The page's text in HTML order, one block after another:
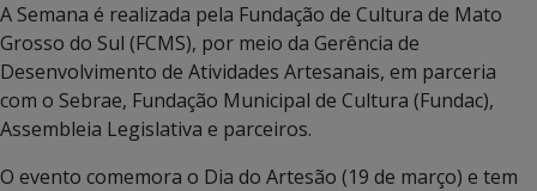
A Semana é realizada pela Fundação de Cultura de Mato
Grosso do Sul (FCMS), por meio da Gerência de
Desenvolvimento de Atividades Artesanais, em parceria
com o Sebrae, Fundação Municipal de Cultura (Fundac),
Assembleia Legislativa e parceiros.
O evento comemora o Dia do Artesão (19 de março) e tem